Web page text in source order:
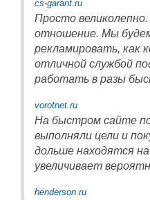
cs-garant.ru
Просто
отношение. Мы
рекламировать, как
отличной службой
работать в разы
vorotnet.ru
На быстром сайте
выполняли цели и
дольше находятся
увеличивает
henderson.ru